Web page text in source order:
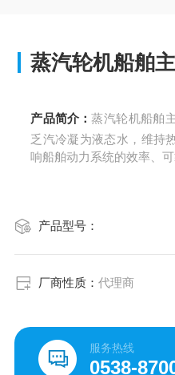
蒸汽轮机船舶
产品简介：蒸汽轮机船舶
乏汽冷凝为液态水，维持
响船舶动力系统的效率、
产品型号：
厂商性质：代理商
服务热线
0538-